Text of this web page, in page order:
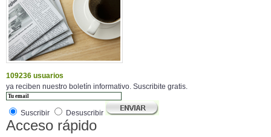
109236 usuarios
ya reciben nuestro boletín informativo. Suscribite gratis.
Suscribir Desuscribir
Acceso rápido